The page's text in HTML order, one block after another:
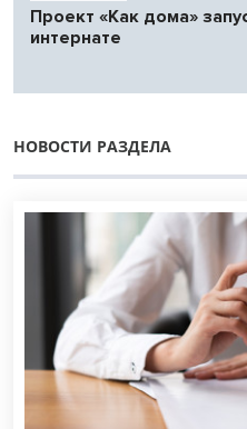
Проект «Как дома»
интернате
НОВОСТИ РАЗДЕЛА